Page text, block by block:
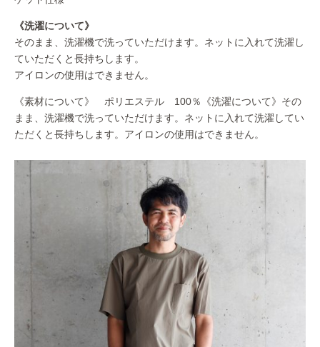
《洗濯について》
そのまま、洗濯機で洗っていただけます。ネットに入れて洗濯し
ていただくと長持ちします。
アイロンの使用はできません。
《素材について》 ポリエステル 100％《洗濯について》その
まま、洗濯機で洗っていただけます。ネットに入れて洗濯してい
ただくと長持ちします。アイロンの使用はできません。